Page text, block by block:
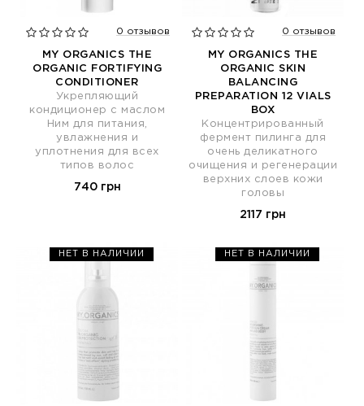
0 отзывов
MY ORGANICS THE
ORGANIC FORTIFYING
CONDITIONER
Укрепляющий
кондиционер с маслом
Ним для питания,
увлажнения и
уплотнения для всех
типов волос
740 грн
0 отзывов
MY ORGANICS THE
ORGANIC SKIN
BALANCING
PREPARATION 12 VIALS
BOX
Концентрированный
фермент пилинга для
очень деликатного
очищения и регенерации
верхних слоев кожи
головы
2117 грн
НЕТ В НАЛИЧИИ НЕТ В НАЛИЧИИ